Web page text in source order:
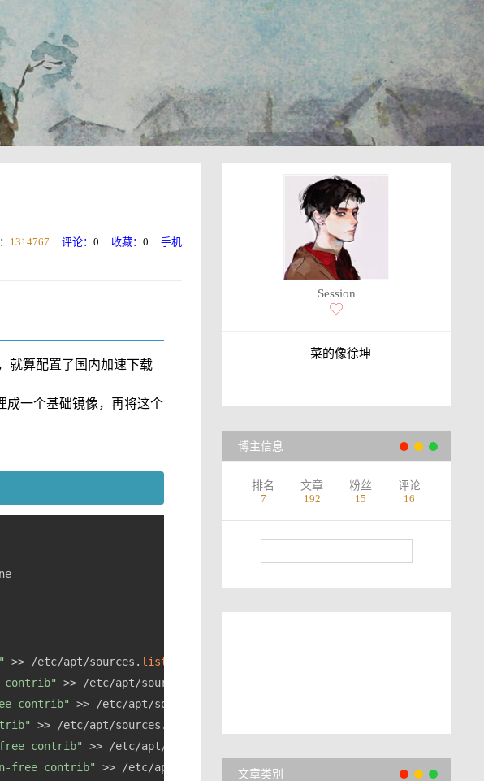
1314767 评论： 0 收藏： 0 手机
就算配置了国内加速下载
成一个基础镜像，再将这个
>> /etc/apt/sources. list
contrib" >> /etc/apt/sources.
contrib" >> /etc/apt/sources.
>> /etc/apt/sources.
contrib" >> /etc/apt/sources.
free contrib" >> /etc/apt/sources. list
Session
菜的像徐坤
博主信息
排名
7
文章
192
粉丝
15
评论
16
文章类别